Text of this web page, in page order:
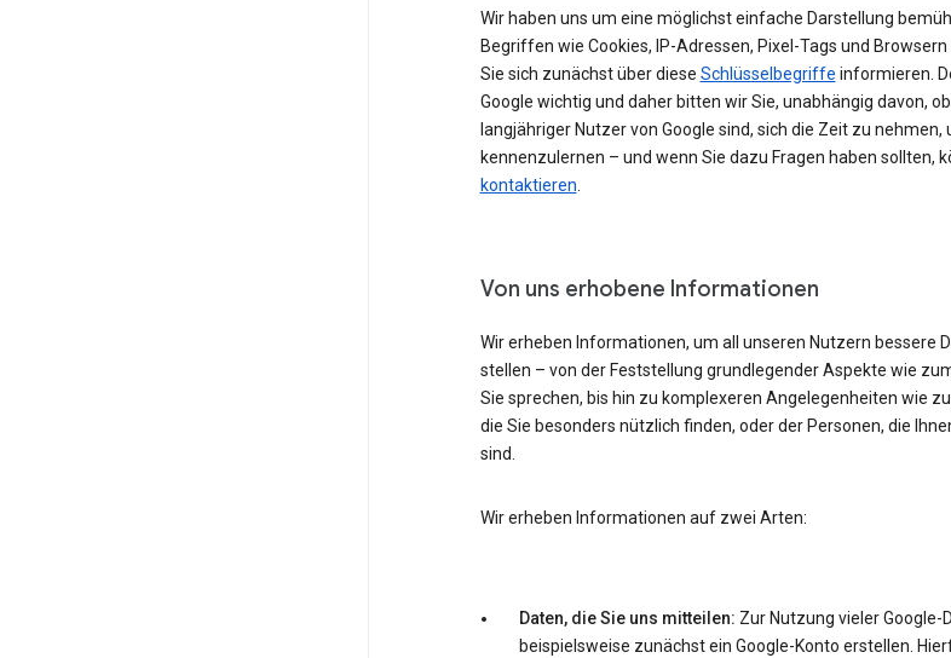
Wir haben uns um eine möglichst einfache Darstellung
Begriffen wie Cookies, IP-Adressen, Pixel-Tags und
Sie sich zunächst über diese Schlüsselbegriffe informieren.
Google wichtig und daher bitten wir Sie, unabhängig davon,
langjähriger Nutzer von Google sind, sich die Zeit zu
kennenzulernen – und wenn Sie dazu Fragen haben sollten,
kontaktieren.
Von uns erhobene Informationen
Wir erheben Informationen, um all unseren Nutzern bessere
stellen – von der Feststellung grundlegender Aspekte wie
Sie sprechen, bis hin zu komplexeren Angelegenheiten wie
die Sie besonders nützlich finden, oder der Personen, die
sind.
Wir erheben Informationen auf zwei Arten:
Daten, die Sie uns mitteilen: Zur Nutzung vieler Google-
beispielsweise zunächst ein Google-Konto erstellen.